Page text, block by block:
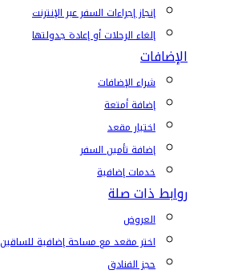
إنجاز إجراءات السفر عبر الإنترنت
إلغاء الرحلات أو إعادة جدولتها
الإضافات
شراء الإضافات
إضافة أمتعة
اختيار مقعد
إضافة تأمين السفر
خدمات إضافية
روابط ذات صلة
العروض
اختر مقعد مع مساحة إضافية للساقين
حجز الفنادق